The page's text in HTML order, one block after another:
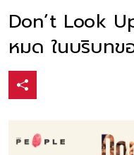
Don’t Look
หมด ในบริบทข